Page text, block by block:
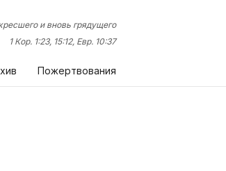
и вновь грядущего
1 Кор. 1:23, 15:12, Евр. 10:37
Пожертвования